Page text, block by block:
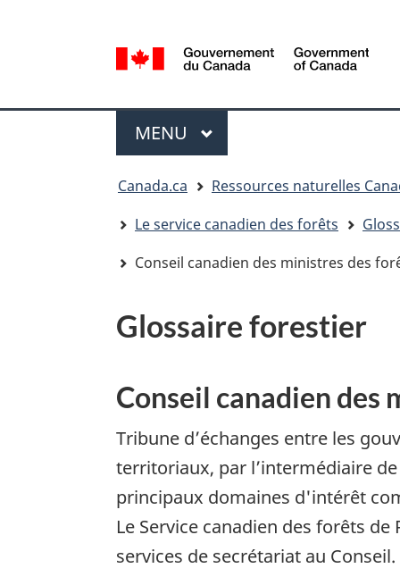
de
la
Government
MENU PRINCIPAL
Canada.ca
Ressources naturelles
Le service canadien des forêts
Conseil canadien des ministres des
Glossaire forestier
Conseil canadien des
Tribune d’échanges entre les
territoriaux, par l’intermédiaire
principaux domaines d'intérêt
Le Service canadien des forêts
services de secrétariat au Conseil.